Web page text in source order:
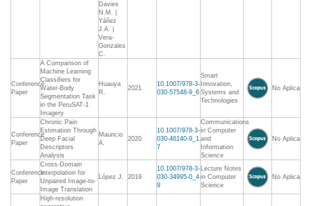
Davies
N.M. |
Yáñez
J.A. |
Vera-
Gonzales
C.
Conference
Paper
A Comparison of
Machine Learning
Classifiers for
Water-Body
Segmentation Task
in the PeruSAT-1
Imagery
Huauya
R.
2021
10.1007/978-3-
030-57548-9_6
Smart
Innovation,
Systems and
Technologies
No Aplica
Conference
Paper
Chronic Pain
Estimation Through
Deep Facial
Descriptors
Analysis
Mauricio
A.
2020
10.1007/978-3-
030-46140-9_1
7
Communications
in Computer
and
Information
Science
No Aplica
Conference
Paper
Cross-Domain
Interpolation for
Unpaired Image-to-
Image Translation
López J. 2019
10.1007/978-3-
030-34995-0_4
9
Lecture Notes
in Computer
Science
No Aplica
High-resolution